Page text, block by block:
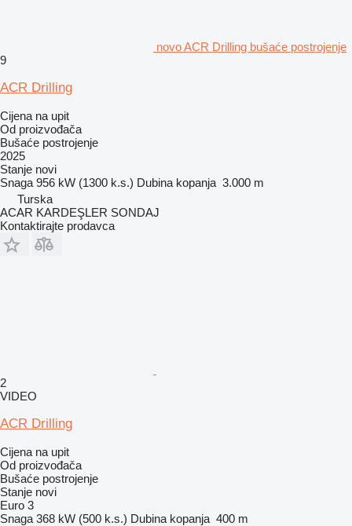
novo ACR Drilling bušaće postrojenje
9
ACR Drilling
Cijena na upit
Od proizvođača
Bušaće postrojenje
2025
Stanje novi
Snaga 956 kW (1300 k.s.) Dubina kopanja 3.000 m
Turska
ACAR KARDEŞLER SONDAJ
Kontaktirajte prodavca
2
VIDEO
ACR Drilling
Cijena na upit
Od proizvođača
Bušaće postrojenje
Stanje novi
Euro 3
Snaga 368 kW (500 k.s.) Dubina kopanja 400 m